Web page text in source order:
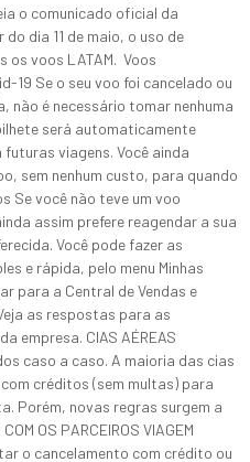
o comunicado oficial da
dia 11 de maio, o uso de
voos LATAM. Voos
19 Se o seu voo foi cancelado ou
não é necessário tomar nenhuma
será automaticamente
viagens. Você ainda
sem nenhum custo, para quando
Se você não teve um voo
assim prefere reagendar a sua
Você pode fazer as
e rápida, pelo menu Minhas
para a Central de Vendas e
as respostas para as
empresa. CIAS AÉREAS
caso a caso. A maioria das cias
créditos (sem multas) para
Porém, novas regras surgem a
OS PARCEIROS VIAGEM
o cancelamento com crédito ou